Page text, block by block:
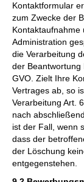
Kontaktformular
zum Zwecke der
Kontaktaufnahme
Administration
die Verarbeitung
der Beantwortung
GVO. Zielt Ihre
Vertrages ab, so
Verarbeitung Art.
nach
ist der Fall, wenn
dass der
der Löschung
entgegenstehen.